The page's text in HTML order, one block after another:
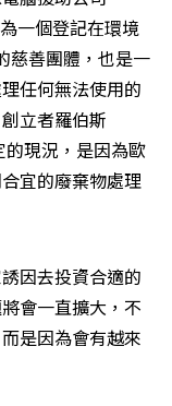
一個登記在環境
慈善團體，也是一
任何無法使用的
立者羅伯斯
的現況，是因為歐
宜的廢棄物處理
因去投資合適的
會一直擴大，不
是因為會有越來